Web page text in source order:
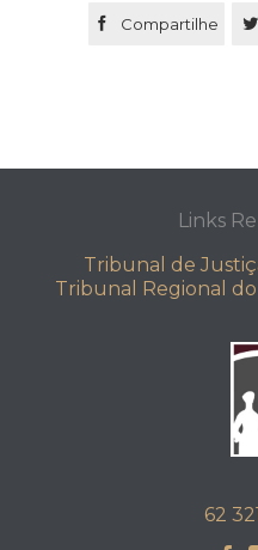
 Compartilhe 
Links
Tribunal de
Tribunal Regional do
62